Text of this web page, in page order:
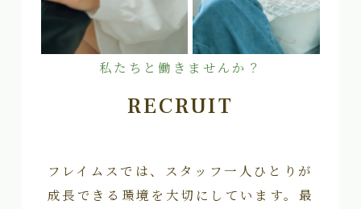
私たちと働きませんか？
RECRUIT
フレイムスでは、スタッフ一人ひとりが
成長できる環境を大切にしています。最